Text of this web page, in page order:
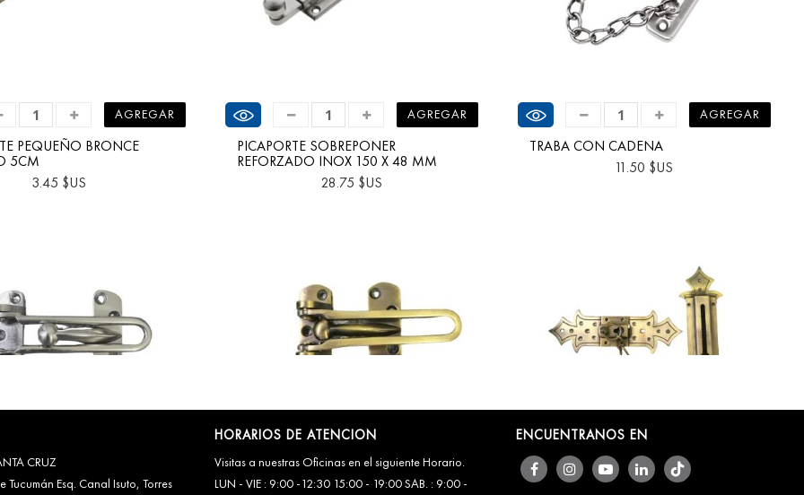
producto AGREGAR
PEQUEÑO BRONCE
5CM
3.45 $US
Ver producto AGREGAR
PICAPORTE SOBREPONER
REFORZADO INOX 150 X 48 MM
28.75 $US
Ver producto AGREGAR
TRABA CON CADENA
11.50 $US
AGREGAR Ver producto AGREGAR Ver producto
CRUZ
Tucumán Esq. Canal Isuto, Torres
HORARIOS DE ATENCION
Visitas a nuestras Oficinas en el siguiente Horario.
LUN - VIE : 9:00 -12:30 15:00 - 19:00 SAB. : 9:00 -
ENCUENTRANOS EN